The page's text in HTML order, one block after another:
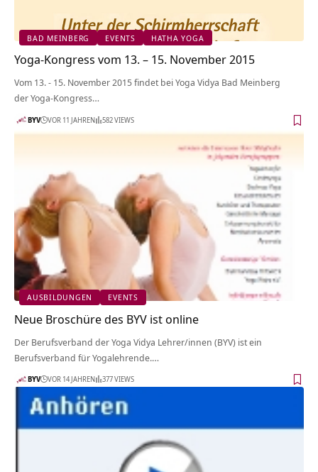
BAD MEINBERG EVENTS HATHA YOGA
Yoga-Kongress vom 13. – 15. November 2015
Vom 13. - 15. November 2015 findet bei Yoga Vidya Bad Meinberg
der Yoga-Kongress…
BYV VOR 11 JAHREN 582 VIEWS
AUSBILDUNGEN EVENTS
Neue Broschüre des BYV ist online
Der Berufsverband der Yoga Vidya Lehrer/innen (BYV) ist ein
Berufsverband für Yogalehrende.…
BYV VOR 14 JAHREN 377 VIEWS